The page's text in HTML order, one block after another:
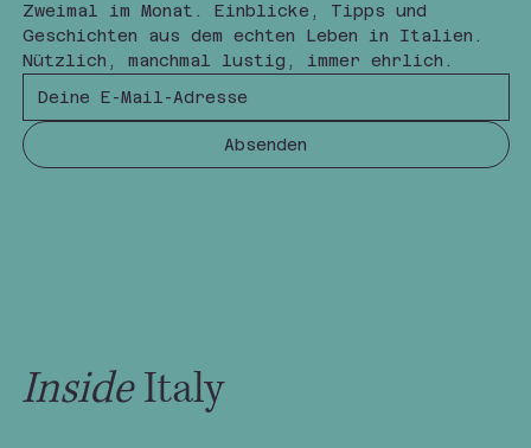
Zweimal im Monat. Einblicke, Tipps und
Geschichten aus dem echten Leben in Italien.
Nützlich, manchmal lustig, immer ehrlich.
Absenden
InsideItaly